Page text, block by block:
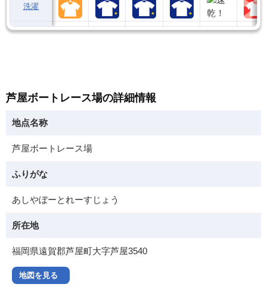
洗濯
芦屋ボートレース場の詳細情報
地点名称
芦屋ボートレース場
ふりがな
あしやぼーとれーすじょう
所在地
福岡県遠賀郡芦屋町大字芦屋3540
地図を見る